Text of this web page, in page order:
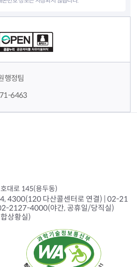
행정팀
6463
대로 145(용두동)
4300(120 다산콜센터로 연결) | 02-21
2127-4000(야간, 공휴일/당직실)
상황실)